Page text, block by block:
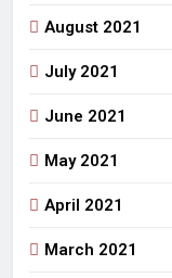
August 2021
July 2021
June 2021
May 2021
April 2021
March 2021